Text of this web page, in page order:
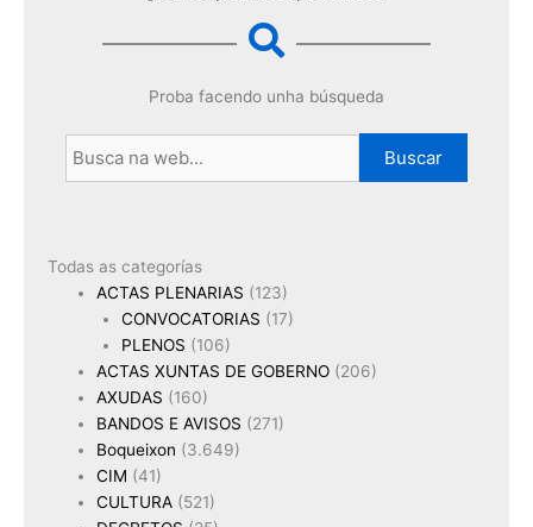
Proba facendo unha búsqueda
Buscar
Todas as categorías
ACTAS PLENARIAS (123)
CONVOCATORIAS (17)
PLENOS (106)
ACTAS XUNTAS DE GOBERNO (206)
AXUDAS (160)
BANDOS E AVISOS (271)
Boqueixon (3.649)
CIM (41)
CULTURA (521)